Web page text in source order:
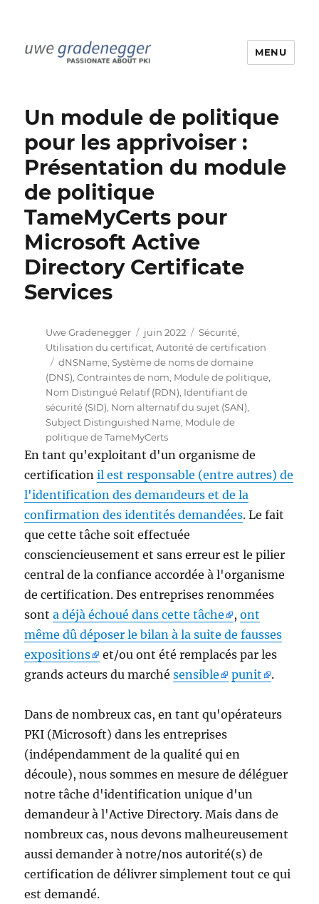
MENU
Un module de politique
pour les apprivoiser :
Présentation du module
de politique
TameMyCerts pour
Microsoft Active
Directory Certificate
Services
Auteur
Uwe Gradenegger
Publié
le
juin 2022 Catégories
Sécurité,
Utilisation du certificat, Autorité de certification
Étiquettes
dNSName, Système de noms de domaine
(DNS) Contraintes de nom Module de politique,
Nom Distingué Relatif (RDN) Identifiant de
sécurité (SID) Nom alternatif du sujet (SAN)
Subject Distinguished Name, Module de
politique de TameMyCerts
En tant qu'exploitant d'un organisme de
certificationil est responsable (entre autres) de
l'identification des demandeurs et de la
confirmation des identités demandées. Le fait
que cette tâche soit effectuée
consciencieusement et sans erreur est le pilier
central de la confiance accordée à l'organisme
de certification. Des entreprises renommées
sonta déjà échoué dans cette tâche ,ont
même dû déposer le bilan à la suite de fausses
expositions
et/ou ont été remplacés par les
grands acteurs du marchésensible punit .
Dans de nombreux cas, en tant qu'opérateurs
PKI (Microsoft) dans les entreprises
(indépendamment de la qualité qui en
découle), nous sommes en mesure de déléguer
notre tâche d'identification unique d'un
demandeur à l'Active Directory. Mais dans de
nombreux cas, nous devons malheureusement
aussi demander à notre/nos autorité(s) de
certification de délivrer simplement tout ce qui
est demandé.